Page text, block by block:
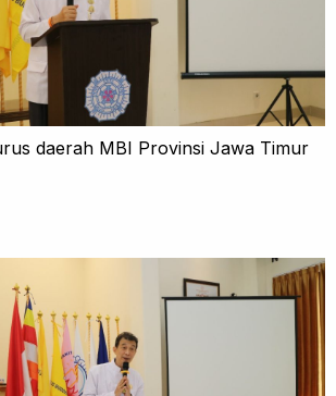
daerah MBI Provinsi Jawa Timur